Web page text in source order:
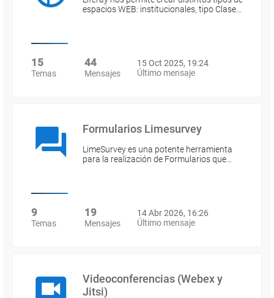
espacios WEB: institucionales, tipo Clase…
15
Temas
44
Mensajes
15 Oct 2025, 19:24
Último mensaje
Formularios Limesurvey
LimeSurvey es una potente herramienta
para la realización de Formularios que…
9
Temas
19
Mensajes
14 Abr 2026, 16:26
Último mensaje
Videoconferencias (Webex y
Jitsi)